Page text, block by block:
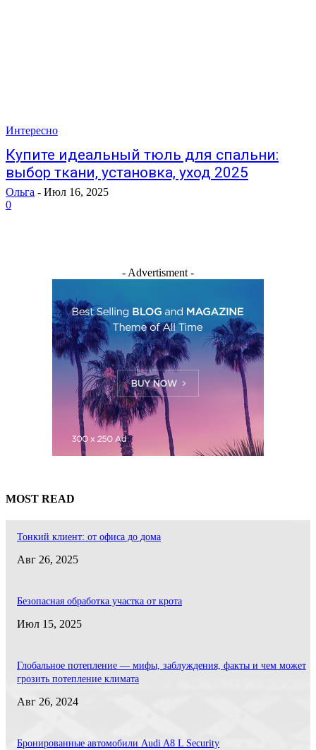
Интересно
Купите идеальный тюль для спальни:
выбор ткани, установка, уход 2025
Ольга - Июл 16, 2025
0
- Advertisment -
MOST READ
Тонкий клиент: от офиса до дома
Авг 26, 2025
Безопасная обработка участка от крота
Июл 15, 2025
Глобальное потепление — мифы, заблуждения, факты и чем может
грозить потепление климата
Авг 26, 2024
Бронированные автомобили Audi A8 L Security